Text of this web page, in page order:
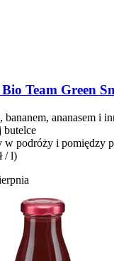
Bio Team Green
bananem, ananasem i
butelce
w podróży i pomiędzy
/ l)